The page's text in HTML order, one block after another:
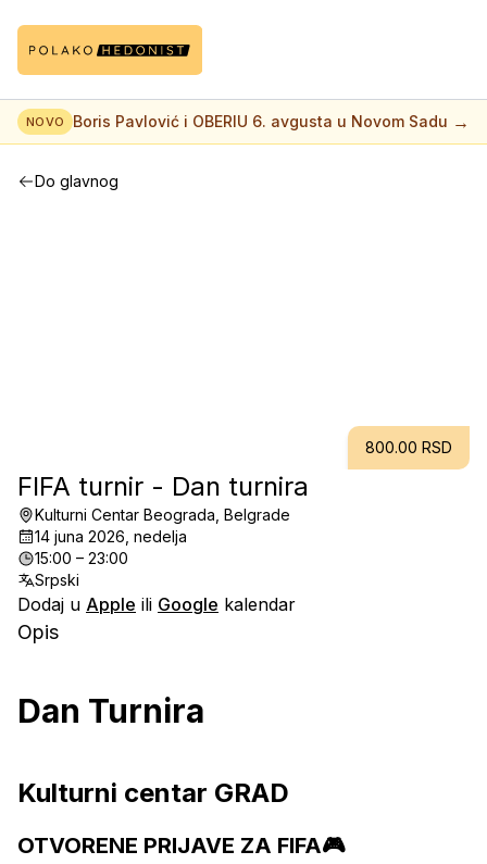
NOVO Boris Pavlović i OBERIU 6. avgusta u Novom Sadu →
Do glavnog
800.00 RSD
FIFA turnir - Dan turnira
Kulturni Centar Beograda, Belgrade
14 juna 2026, nedelja
15:00 – 23:00
Srpski
Dodaj u Apple ili Google kalendar
Opis
Dan Turnira
Kulturni centar GRAD
OTVORENE PRIJAVE ZA FIFA🎮